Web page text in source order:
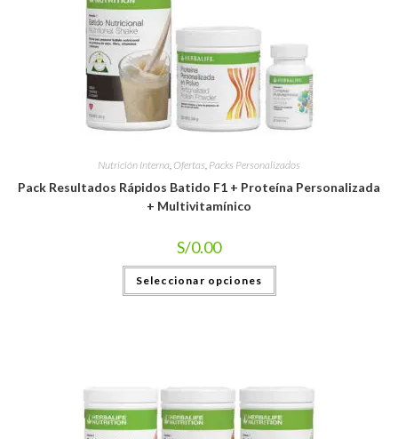
Nutrición Interna, Ofertas, Packs Personalizados
Pack Resultados Rápidos Batido F1 + Proteína Personalizada
+ Multivitamínico
S/0.00
Seleccionar opciones